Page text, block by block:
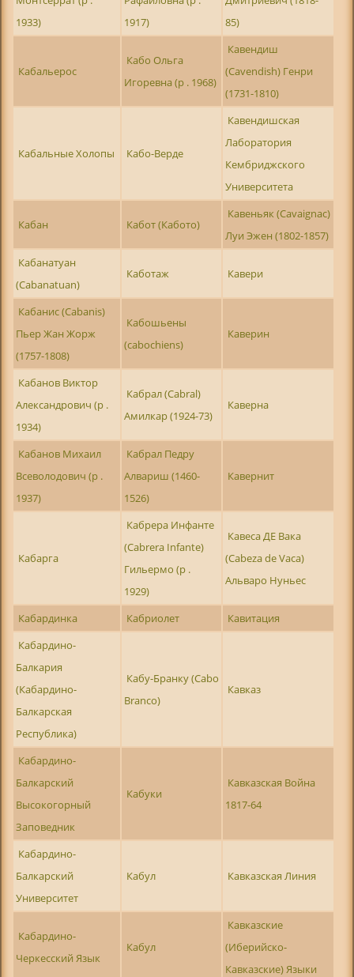
1933)
1917)
85)
Кабальерос
Кабо Ольга
Игоревна (р . 1968)
Кавендиш
(Cavendish) Генри
(1731-1810)
Кабальные Холопы Кабо-Верде
Кавендишская
Лаборатория
Кембриджского
Университета
Кабан Кабот (Кабото)
Кавеньяк (Cavaignac)
Луи Эжен (1802-1857)
Кабанатуан
(Cabanatuan)
Каботаж Кавери
Кабанис (Cabanis)
Пьер Жан Жорж
(1757-1808)
Кабошьены
(cabochiens)
Каверин
Кабанов Виктор
Александрович (р .
1934)
Кабрал (Cabral)
Амилкар (1924-73)
Каверна
Кабанов Михаил
Всеволодович (р .
1937)
Кабрал Педру
Алвариш (1460-
1526)
Кавернит
Кабарга
Кабрера Инфанте
(Cabrera Infante)
Гильермо (р .
1929)
Кавеса ДЕ Вака
(Cabeza de Vaca)
Альваро Нуньес
Кабардинка Кабриолет
Кавитация
Кабардино-
Балкария
(Кабардино-
Балкарская
Республика)
Кабу-Бранку (Cabo
Branco)
Кавказ
Кабардино-
Балкарский
Высокогорный
Заповедник
Кабуки
Кавказская Война
1817-64
Кабардино-
Балкарский
Университет
Кабул Кавказская Линия
Кабардино-
Черкесский Язык
Кабул
Кавказские
(Иберийско-
Кавказские) Языки